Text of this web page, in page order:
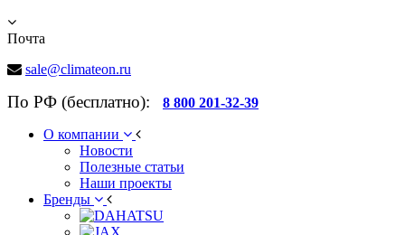
Почта
sale@climateon.ru
По РФ (бесплатно): 8 800 201-32-39
О компании
Новости
Полезные статьи
Наши проекты
Бренды